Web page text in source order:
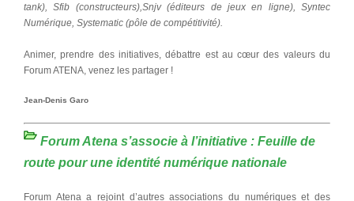
tank), Sfib (constructeurs),Snjv (éditeurs de jeux en ligne), Syntec
Numérique, Systematic (pôle de compétitivité).
Animer, prendre des initiatives, débattre est au cœur des valeurs du
Forum ATENA, venez les partager !
Jean-Denis Garo
Forum Atena s’associe à l’initiative : Feuille de
route pour une identité numérique nationale
Forum Atena a rejoint d’autres associations du numériques et des